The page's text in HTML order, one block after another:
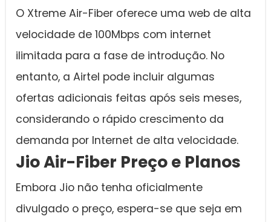
O Xtreme Air-Fiber oferece uma web de alta
velocidade de 100Mbps com internet
ilimitada para a fase de introdução. No
entanto, a Airtel pode incluir algumas
ofertas adicionais feitas após seis meses,
considerando o rápido crescimento da
demanda por Internet de alta velocidade.
Jio Air-Fiber Preço e Planos
Embora Jio não tenha oficialmente
divulgado o preço, espera-se que seja em